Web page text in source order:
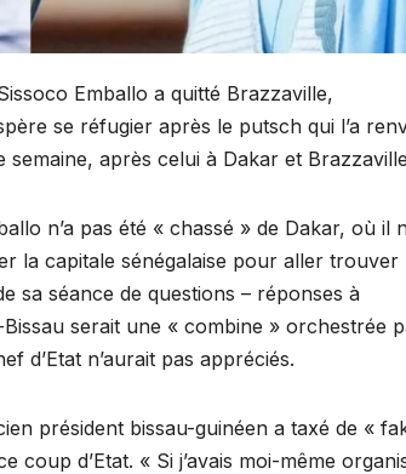
Emballo a quitté Brazzaville,
se réfugier après le putsch qui l’a
semaine, après celui à Dakar et
n’a pas été « chassé » de Dakar, où il
la capitale sénégalaise pour aller trouver
sa séance de questions – réponses à
serait une « combine » orchestrée
d’Etat n’aurait pas appréciés.
président bissau-guinéen a taxé de «
coup d’Etat. « Si j’avais moi-même